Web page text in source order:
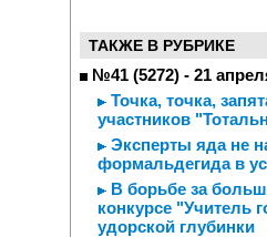
ТАКЖЕ В РУБРИКЕ
№41 (5272) - 21
Точка, точка,
участников
Эксперты яда не
формальдегида в
В борьбе за
конкурсе "Учитель
удорской глубинки